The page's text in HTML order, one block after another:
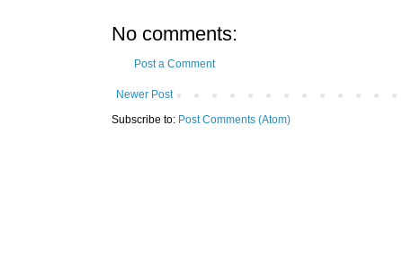
No comments:
Post a Comment
Newer Post
Subscribe to: Post Comments (Atom)